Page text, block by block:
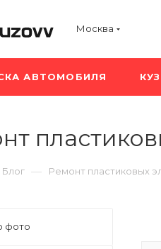
Москва
АВТОМОБИЛЯ
Блог — Ремонт пластиковых
фото